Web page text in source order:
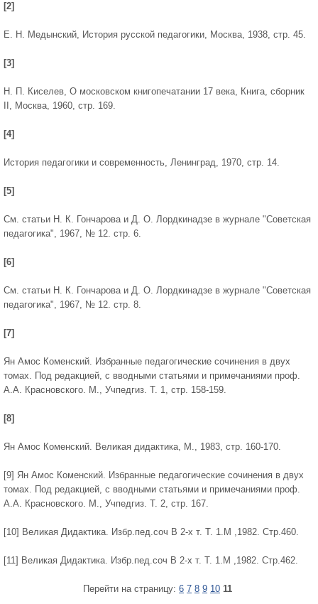
[2]
Е. Н. Медынский, История русской педагогики, Москва, 1938, стр. 45.
[3]
Н. П. Киселев, О московском книгопечатании 17 века, Книга, сборник
II, Москва, 1960, стр. 169.
[4]
История педагогики и современность, Ленинград, 1970, стр. 14.
[5]
См. статьи Н. К. Гончарова и Д. О. Лордкинадзе в журнале "Советская
педагогика", 1967, № 12. стр. 6.
[6]
См. статьи Н. К. Гончарова и Д. О. Лордкинадзе в журнале "Советская
педагогика", 1967, № 12. стр. 8.
[7]
Ян Амос Коменский. Избранные педагогические сочинения в двух
томах. Под редакцией, с вводными статьями и примечаниями проф.
А.А. Красновского. М., Учпедгиз. Т. 1, стр. 158-159.
[8]
Ян Амос Коменский. Великая дидактика, М., 1983, стр. 160-170.
[9] Ян Амос Коменский. Избранные педагогические сочинения в двух
томах. Под редакцией, с вводными статьями и примечаниями проф.
А.А. Красновского. М., Учпедгиз. Т. 2, стр. 167.
[10] Великая Дидактика. Избр.пед.соч В 2-х т. Т. 1.М ,1982. Стр.460.
[11] Великая Дидактика. Избр.пед.соч В 2-х т. Т. 1.М ,1982. Стр.462.
Перейти на страницу: 6 7 8 9 10 11